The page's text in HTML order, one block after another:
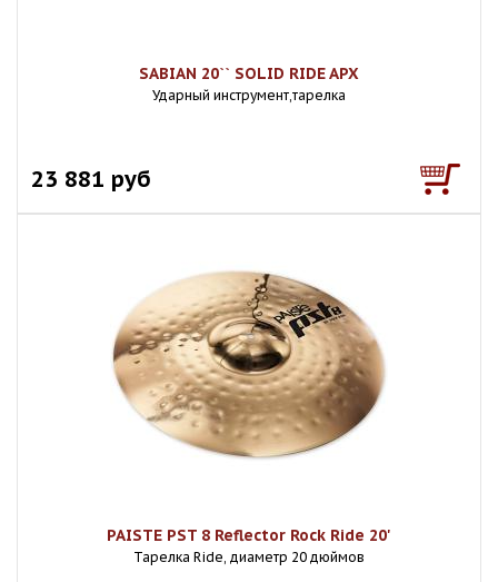
SABIAN 20`` SOLID RIDE APX
Ударный инструмент,тарелка
23 881 руб
PAISTE PST 8 Reflector Rock Ride 20'
Тарелка Ride, диаметр 20 дюймов